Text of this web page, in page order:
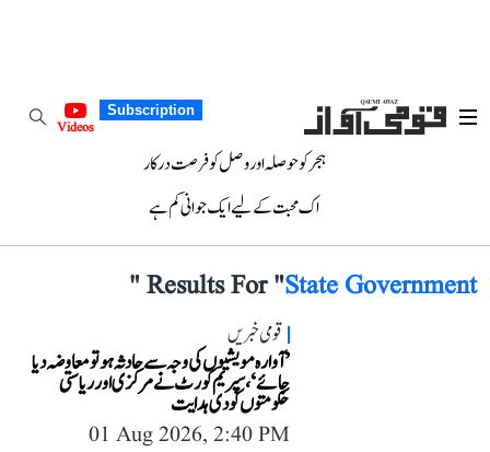
Subscription
Videos
ہجر کو حوصلہ اور وصل کو فرصت درکار
اک محبت کے لیے ایک جوانی کم ہے
Results For "State Government
"
قومی خبریں
’آوارہ مویشیوں کی وجہ سے حادثہ ہو تو معاوضہ دیا
جائے‘، سپریم کورٹ نے مرکزی اور ریاستی
حکومتوں کو دی ہدایت
01 Aug 2026, 2:40 PM